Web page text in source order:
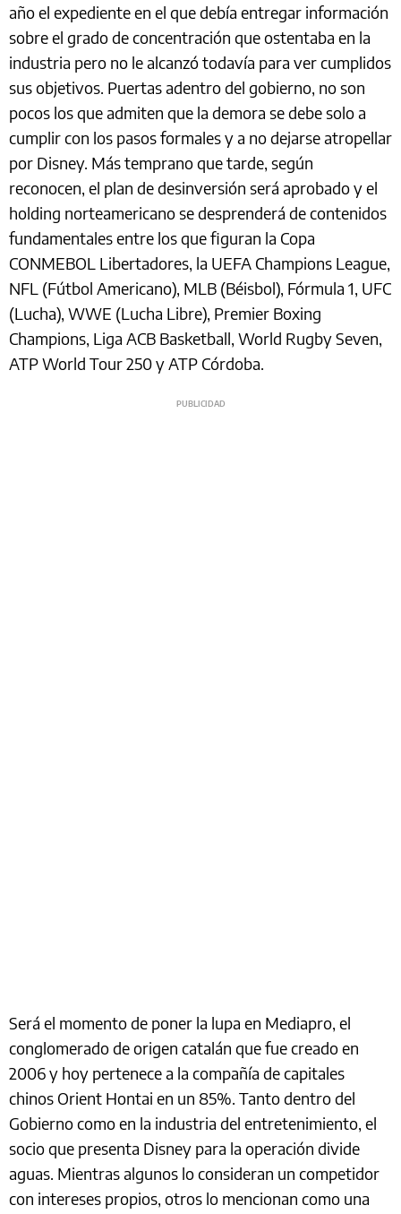
año el expediente en el que debía entregar información
sobre el grado de concentración que ostentaba en la
industria pero no le alcanzó todavía para ver cumplidos
sus objetivos. Puertas adentro del gobierno, no son
pocos los que admiten que la demora se debe solo a
cumplir con los pasos formales y a no dejarse atropellar
por Disney. Más temprano que tarde, según
reconocen, el plan de desinversión será aprobado y el
holding norteamericano se desprenderá de contenidos
fundamentales entre los que figuran la Copa
CONMEBOL Libertadores, la UEFA Champions League,
NFL (Fútbol Americano), MLB (Béisbol), Fórmula 1, UFC
(Lucha), WWE (Lucha Libre), Premier Boxing
Champions, Liga ACB Basketball, World Rugby Seven,
ATP World Tour 250 y ATP Córdoba.
Será el momento de poner la lupa en Mediapro, el
conglomerado de origen catalán que fue creado en
2006 y hoy pertenece a la compañía de capitales
chinos Orient Hontai en un 85%. Tanto dentro del
Gobierno como en la industria del entretenimiento, el
socio que presenta Disney para la operación divide
aguas. Mientras algunos lo consideran un competidor
con intereses propios, otros lo mencionan como una